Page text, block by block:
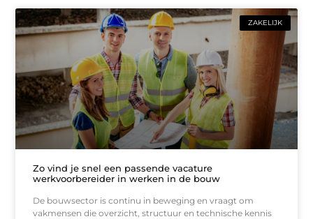
ZAKELIJK
Zo vind je snel een passende vacature
werkvoorbereider in werken in de bouw
De bouwsector is continu in beweging en vraagt om
vakmensen die overzicht, structuur en technische kennis